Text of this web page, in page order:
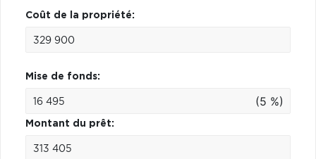
Coût de la propriété:
Mise de fonds:
(5 %)
Montant du prêt: